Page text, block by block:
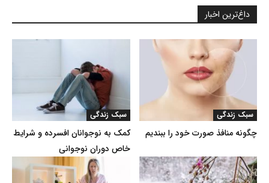
داغ‌ترین اخبار
سبک زندگی
کمک به نوجوانان افسرده و شرایط
خاص دوران نوجوانی
سبک زندگی
چگونه منافذ صورت خود را ببندیم